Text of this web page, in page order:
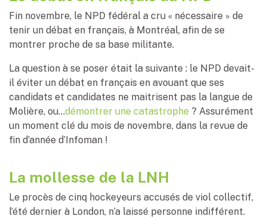
Fin novembre, le NPD fédéral a cru « nécessaire » de
tenir un débat en français, à Montréal, afin de se
montrer proche de sa base militante.
La question à se poser était la suivante : le NPD devait-
il éviter un débat en français en avouant que ses
candidats et candidates ne maitrisent pas la langue de
Molière, ou…démontrer une catastrophe ? Assurément
un moment clé du mois de novembre, dans la revue de
fin d’année d’Infoman !
La mollesse de la LNH
Le procès de cinq hockeyeurs accusés de viol collectif,
l’été dernier à London, n’a laissé personne indifférent.